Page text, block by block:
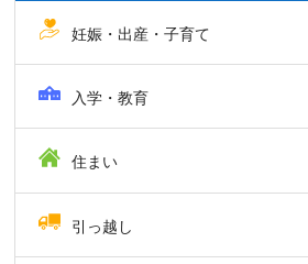
妊娠・出産・子育て
入学・教育
住まい
引っ越し